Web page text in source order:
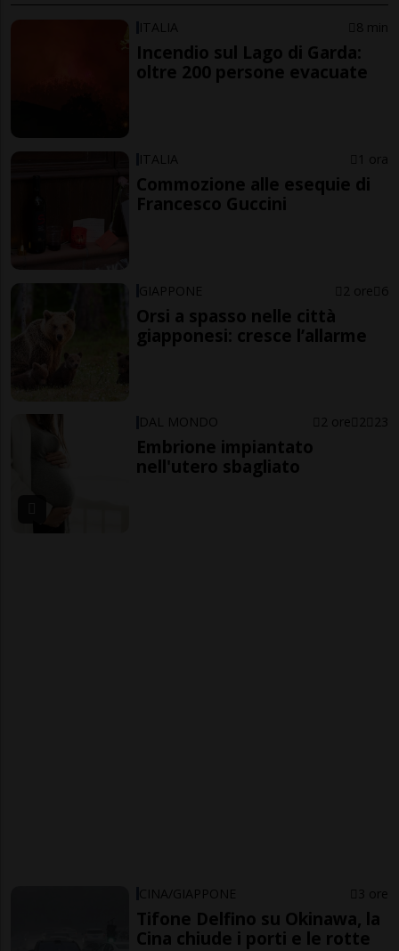
ITALIA 8 min
Incendio sul Lago di Garda:
oltre 200 persone evacuate
ITALIA 1 ora
Commozione alle esequie di
Francesco Guccini
GIAPPONE 2 ore 6
Orsi a spasso nelle città
giapponesi: cresce l’allarme
DAL MONDO 2 ore 2 23
Embrione impiantato
nell'utero sbagliato
CINA/GIAPPONE 3 ore
Tifone Delfino su Okinawa, la
Cina chiude i porti e le rotte